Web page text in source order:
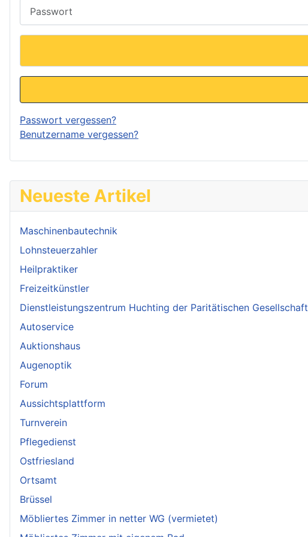
Neueste Artikel
Maschinenbautechnik
Lohnsteuerzahler
Heilpraktiker
Freizeitkünstler
Dienstleistungszentrum Huchting der Paritätischen Gesellschaft
Autoservice
Auktionshaus
Augenoptik
Forum
Aussichtsplattform
Turnverein
Pflegedienst
Ostfriesland
Ortsamt
Brüssel
Möbliertes Zimmer in netter WG (vermietet)
Passwort vergessen?
Benutzername vergessen?